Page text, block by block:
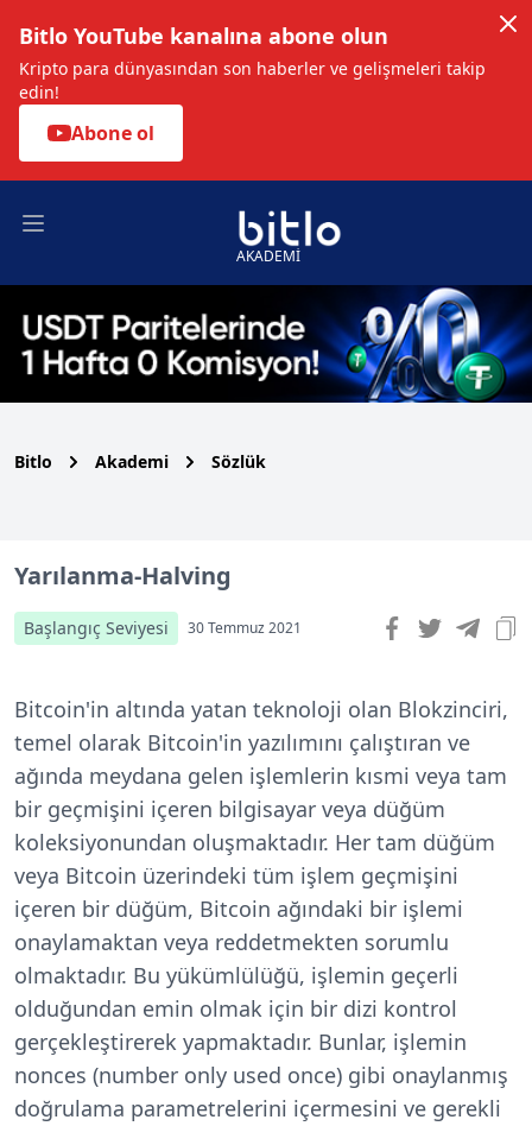
Bitlo YouTube kanalına abone olun
Kripto para dünyasından son haberler ve gelişmeleri takip
edin!
Abone ol
Open main menu
AKADEMİ
Bitlo Akademi Sözlük
Yarılanma-Halving
Başlangıç Seviyesi 30 Temmuz 2021
Bitcoin'in altında yatan teknoloji olan Blokzinciri,
temel olarak Bitcoin'in yazılımını çalıştıran ve
ağında meydana gelen işlemlerin kısmi veya tam
bir geçmişini içeren bilgisayar veya düğüm
koleksiyonundan oluşmaktadır. Her tam düğüm
veya Bitcoin üzerindeki tüm işlem geçmişini
içeren bir düğüm, Bitcoin ağındaki bir işlemi
onaylamaktan veya reddetmekten sorumlu
olmaktadır. Bu yükümlülüğü, işlemin geçerli
olduğundan emin olmak için bir dizi kontrol
gerçekleştirerek yapmaktadır. Bunlar, işlemin
nonces (number only used once) gibi onaylanmış
doğrulama parametrelerini içermesini ve gerekli